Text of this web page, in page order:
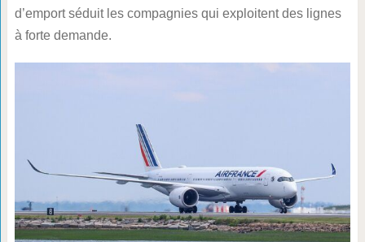
d’emport séduit les compagnies qui exploitent des lignes
à forte demande.